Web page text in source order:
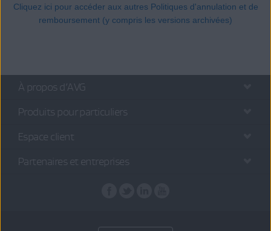
Cliquez ici pour accéder aux autres Politiques d'annulation et de
remboursement (y compris les versions archivées)
À propos d’AVG
Produits pour particuliers
Espace client
Partenaires et entreprises